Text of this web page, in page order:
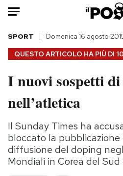
HOME
Italia
Politica
Tecnologia
Internet
Scienza
Cultura
QUESTO ARTICOLO HA PIÙ DI
SPORT Domenica 16 agosto
I nuovi sospetti
nell’atletica
Il Sunday Times ha
bloccato la
diffusione del doping
Mondiali in Corea del Sud